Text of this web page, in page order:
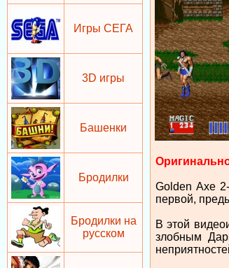
Игры СЕГА
3D игры
Башенки
Бродилки
Бродилки на
русском
Golden Axe
первой,
В этой
злобным